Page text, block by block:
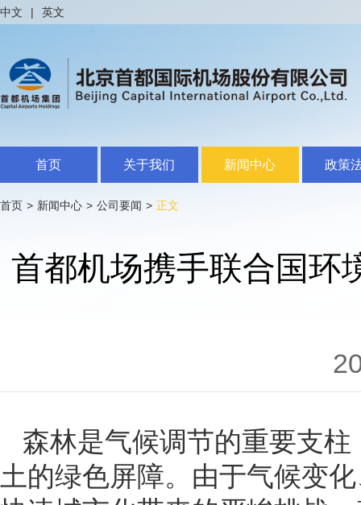
中文 | 英文
首页 关于我们 新闻中心 政策
首页 > 新闻中心 > 公司要闻 > 正文
首都机场携手联合国环
森林是气候调节的重要支
土的绿色屏障。由于气候变